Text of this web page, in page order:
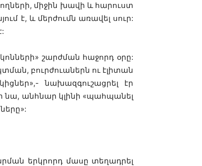
միջին խավի և հարուստ
է, և մերժումն առավել սուր:
:
» շարժման հաջորդ օրը:
, բուրժուաներն ու էլիտան
»,-նախազգուշացրել
էր
նա, անհնար կլինի «պահպանել
»:
երկրորդ մասը տեղադրել